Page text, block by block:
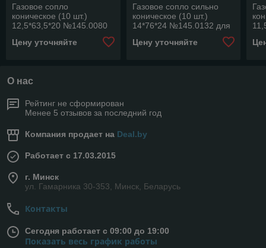
Газовое сопло
коническое (10 шт.)
12,5*63,5*20 №145.0080
Цену уточняйте
Газовое сопло сильно
коническое (10 шт.)
14*76*24 №145.0132 для
Цену уточняйте
О нас
Рейтинг не сформирован
Менее 5 отзывов за последний год
Компания продает на Deal.by
Работает с 17.03.2015
г. Минск
ул. Гамарника 30-353, Минск, Беларусь
Контакты
Сегодня работает с 09:00 до 19:00
Показать весь график работы